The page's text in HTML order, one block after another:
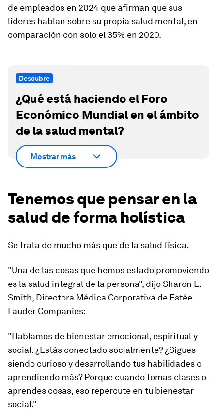
de empleados en 2024 que afirman que sus
líderes hablan sobre su propia salud mental, en
comparación con solo el 35% en 2020.
Descubre
¿Qué está haciendo el Foro
Económico Mundial en el ámbito
de la salud mental?
Mostrar más
Tenemos que pensar en la
salud de forma holística
Se trata de mucho más que de la salud física.
"Una de las cosas que hemos estado promoviendo
es la salud integral de la persona", dijo Sharon E.
Smith, Directora Médica Corporativa de Estée
Lauder Companies:
"Hablamos de bienestar emocional, espiritual y
social. ¿Estás conectado socialmente? ¿Sigues
siendo curioso y desarrollando tus habilidades o
aprendiendo más? Porque cuando tomas clases o
aprendes cosas, eso repercute en tu bienestar
social."